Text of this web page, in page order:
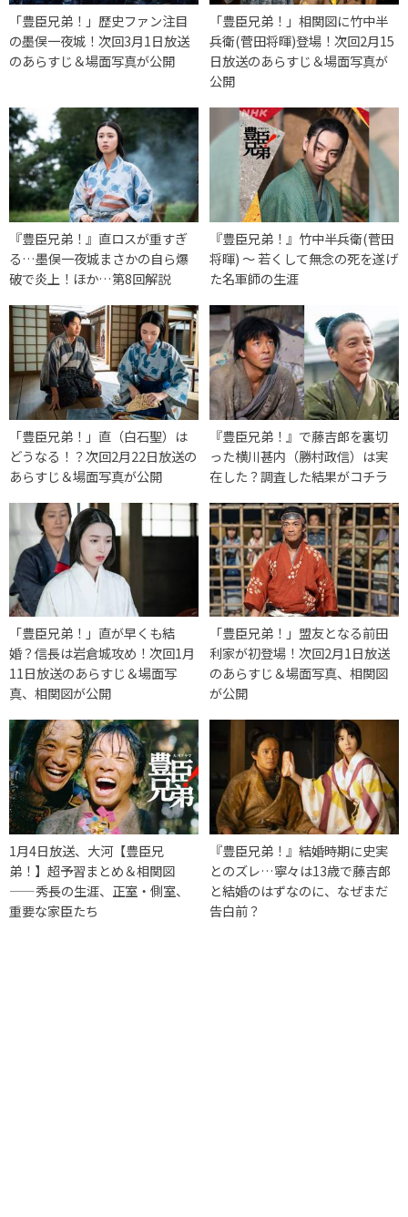
「豊臣兄弟！」歴史ファン注目
の墨俣一夜城！次回3月1日放送
のあらすじ＆場面写真が公開
「豊臣兄弟！」相関図に竹中半
兵衛(菅田将暉)登場！次回2月15
日放送のあらすじ＆場面写真が
公開
『豊臣兄弟！』直ロスが重すぎ
る…墨俣一夜城まさかの自ら爆
破で炎上！ほか…第8回解説
『豊臣兄弟！』竹中半兵衛(菅田
将暉) 〜 若くして無念の死を遂げ
た名軍師の生涯
「豊臣兄弟！」直（白石聖）は
どうなる！？次回2月22日放送の
あらすじ＆場面写真が公開
『豊臣兄弟！』で藤吉郎を裏切
った横川甚内（勝村政信）は実
在した？調査した結果がコチラ
「豊臣兄弟！」直が早くも結
婚？信長は岩倉城攻め！次回1月
11日放送のあらすじ＆場面写
真、相関図が公開
「豊臣兄弟！」盟友となる前田
利家が初登場！次回2月1日放送
のあらすじ＆場面写真、相関図
が公開
1月4日放送、大河【豊臣兄
弟！】超予習まとめ＆相関図
——秀長の生涯、正室・側室、
重要な家臣たち
『豊臣兄弟！』結婚時期に史実
とのズレ…寧々は13歳で藤吉郎
と結婚のはずなのに、なぜまだ
告白前？